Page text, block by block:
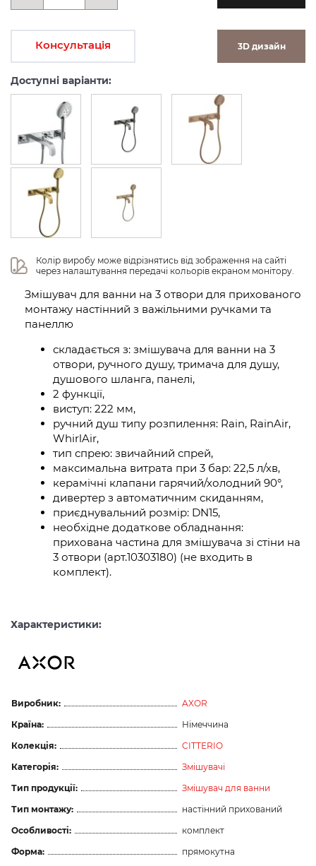
Консультація 3D дизайн
Доступні варіанти:
Колір виробу може відрізнятись від зображення на сайті
через налаштування передачі кольорів екраном монітору.
Змішувач для ванни на 3 отвори для прихованого
монтажу настінний з важільними ручками та
панеллю
складається з: змішувача для ванни на 3
отвори, ручного душу, тримача для душу,
душового шланга, панелі,
2 функції,
виступ: 222 мм,
ручний душ типу розпилення: Rain, RainAir,
WhirlAir,
тип спрею: звичайний спрей,
максимальна витрата при 3 бар: 22,5 л/хв,
керамічні клапани гарячий/холодний 90°,
дивертер з автоматичним скиданням,
приєднувальний розмір: DN15,
необхідне додаткове обладнання:
прихована частина для змішувача зі стіни на
3 отвори (арт.10303180) (не входить в
комплект).
Характеристики:
Виробник:
AXOR
Країна:
Німеччина
Колекція:
CITTERIO
Категорія:
Змішувачі
Тип продукції:
Змішувач для ванни
Тип монтажу:
настінний прихований
Особливості:
комплект
Форма:
прямокутна